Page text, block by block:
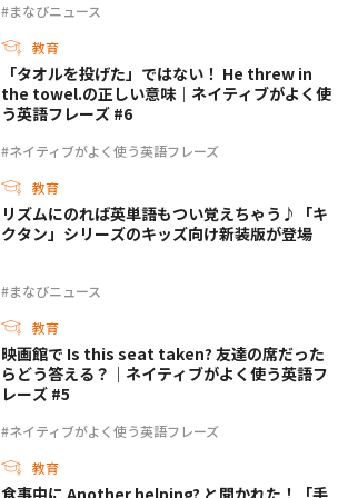
#まなびニュース
教育
#ネイティブがよく使う英語フレーズ
「タオルを投げた」ではない！ He threw in
the towel.の正しい意味｜ネイティブがよく使
う英語フレーズ #6
教育
#まなびニュース
リズムにのれば英単語もつい覚えちゃう♪「キ
クタン」シリーズのキッズ向け新装版が登場
教育
#ネイティブがよく使う英語フレーズ
映画館で Is this seat taken? 友達の席だった
らどう答える？｜ネイティブがよく使う英語フ
レーズ #5
教育